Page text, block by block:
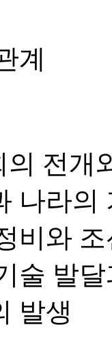
계
의 전개
나라의
비와
술 발
발생